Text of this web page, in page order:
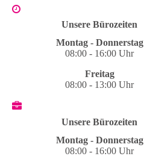
Unsere Bürozeiten
Montag - Donnerstag
08:00 - 16:00 Uhr
Freitag
08:00 - 13:00 Uhr
Unsere Bürozeiten
Montag - Donnerstag
08:00 - 16:00 Uhr